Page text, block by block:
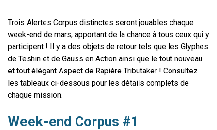
Trois Alertes Corpus distinctes seront jouables chaque
week-end de mars, apportant de la chance à tous ceux qui y
participent ! Il y a des objets de retour tels que les Glyphes
de Teshin et de Gauss en Action ainsi que le tout nouveau
et tout élégant Aspect de Rapière Tributaker ! Consultez
les tableaux ci-dessous pour les détails complets de
chaque mission.
Week-end Corpus #1